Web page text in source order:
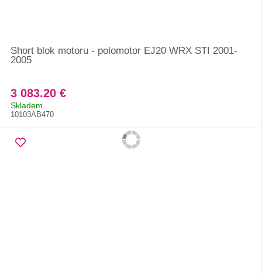
Short blok motoru - polomotor EJ20 WRX STI 2001-
2005
3 083.20 €
Skladem
10103AB470